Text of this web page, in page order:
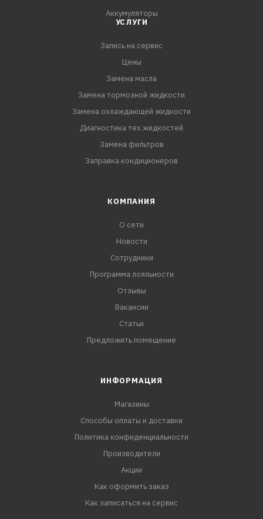
Аккумуляторы
УСЛУГИ
Запись на сервис
Цены
Замена масла
Замена тормозной жидкости
Замена охлаждающей жидкости
Диагностика тех.жидкостей
Замена фильтров
Заправка кондиционеров
КОМПАНИЯ
О сети
Новости
Сотрудники
Программа лояльности
Отзывы
Вакансии
Статьи
Предложить помещение
ИНФОРМАЦИЯ
Магазины
Способы оплаты и доставки
Политика конфиденциальности
Производители
Акции
Как оформить заказ
Как записаться на сервис